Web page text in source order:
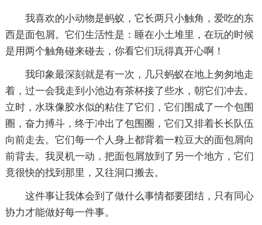
我喜欢的小动物是蚂蚁，它长两只小触角，爱吃的东
西是面包屑。它们生活性是：睡在小土堆里，在玩的时候
是用两个触角碰来碰去，你看它们玩得真开心啊！
我印象最深刻就是有一次，几只蚂蚁在地上匆匆地走
着，过一会我走到小池边有茶杯接了些水，朝它们冲去。
立时，水珠像胶水似的粘住了它们，它们围成了一个包围
圈，奋力搏斗，终于冲出了包围圈，它们又排着长长队伍
向前走去。它们每一个人身上都背着一粒豆大的面包屑向
前背去。我灵机一动，把面包屑放到了另一个地方，它们
竟很快的找到那里，又往洞口搬去。
这件事让我体会到了做什么事情都要团结，只有同心
协力才能做好每一件事。